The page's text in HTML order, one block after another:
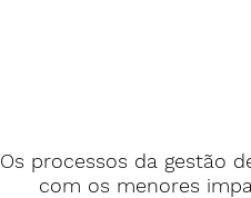
Os processos da gestão
com os menores